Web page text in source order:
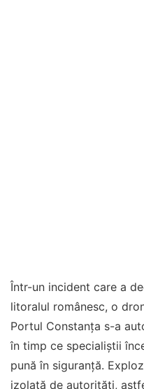
Într-un incident care a
litoralul românesc, o
Portul Constanța s-a
în timp ce specialiștii
pună în siguranță.
izolată de autorități,